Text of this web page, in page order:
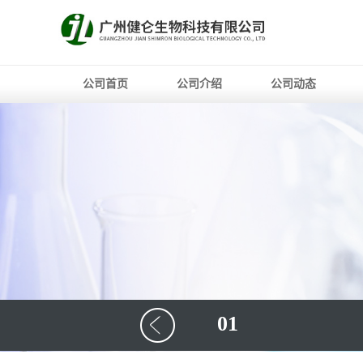
公司首页 公司介绍 公司动态
01